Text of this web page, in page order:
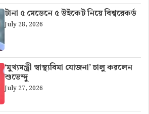
টানা ৫ মেডেনে ৫ উইকেট নিয়ে বিশ্বরেকর্ড
July 28, 2026
‘মুখ্যমন্ত্রী স্বাস্থ্যবিমা যোজনা’ চালু করলেন
শুভেন্দু
July 27, 2026